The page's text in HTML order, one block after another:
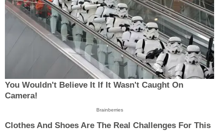
You Wouldn't Believe It If It Wasn't Caught On
Camera!
Brainberries
Clothes And Shoes Are The Real Challenges For This